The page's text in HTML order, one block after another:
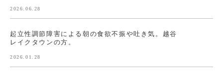
2026.06.28
起立性調節障害による朝の食欲不振や吐き気。越谷
レイクタウンの方。
2026.01.28